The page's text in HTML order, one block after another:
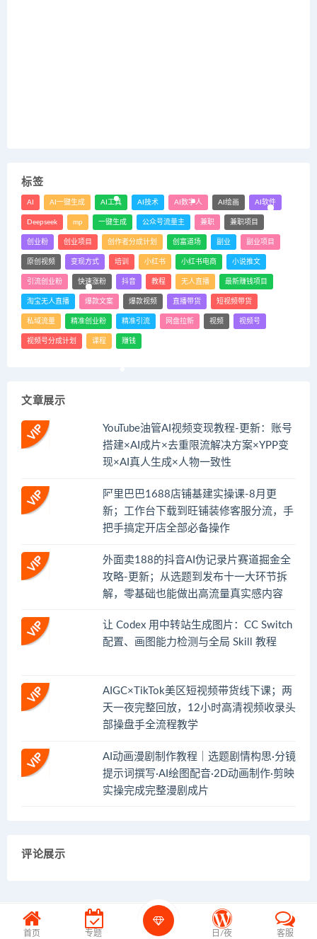
标签
AI AI一键生成 AI工具 AI技术 AI数字人 AI绘画 AI软件
Deepseek mp 一键生成 公众号流量主 兼职 兼职项目
创业粉 创业项目 创作者分成计划 创富道场 副业 副业项目
原创视频 变现方式 培训 小红书 小红书电商 小说推文
引流创业粉 快速涨粉 抖音 教程 无人直播 最新赚钱项目
淘宝无人直播 爆款文案 爆款视频 直播带货 短视频带货
私域流量 精准创业粉 精准引流 网盘拉新 视频 视频号
视频号分成计划 课程 赚钱
文章展示
YouTube油管AI视频变现教程-更新：账号
搭建×AI成片×去重限流解决方案×YPP变
现×AI真人生成×人物一致性
阿里巴巴1688店铺基建实操课-8月更
新；工作台下载到旺铺装修客服分流，手
把手搞定开店全部必备操作
外面卖188的抖音AI伪记录片赛道掘金全
攻略-更新；从选题到发布十一大环节拆
解，零基础也能做出高流量真实感内容
让 Codex 用中转站生成图片：CC Switch
配置、画图能力检测与全局 Skill 教程
AIGC×TikTok美区短视频带货线下课；两
天一夜完整回放，12小时高清视频收录头
部操盘手全流程教学
AI动画漫剧制作教程｜选题剧情构思·分镜
提示词撰写·AI绘图配音·2D动画制作·剪映
实操完成完整漫剧成片
评论展示
首页
专题
日/夜 客服